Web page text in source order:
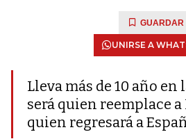
GUARDAR
UNIRSE A
Lleva más de 10 año
será quien reemplace
quien regresará a